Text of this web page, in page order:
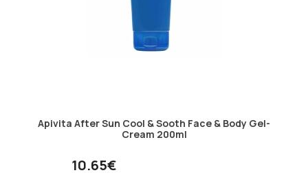
Apivita After Sun Cool & Sooth Face & Body Gel-
Cream 200ml
10.65€